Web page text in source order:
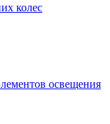
колес
освещения